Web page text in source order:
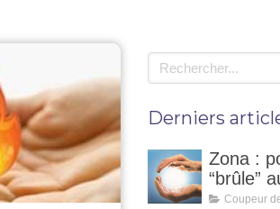
Rechercher
Derniers
Zona :
“brûle”
Coupeur